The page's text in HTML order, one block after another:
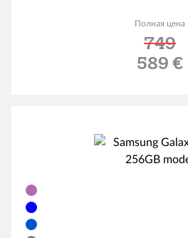
Полная цена
749
589 €